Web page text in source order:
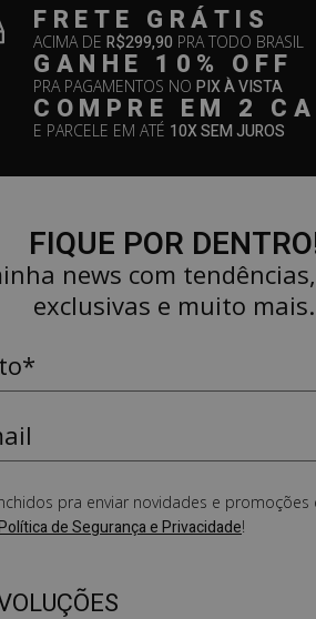
FRETE GRÁTIS
ACIMA DER$299,90 PRA TODO BRASIL
GANHE 10% OFF
PRA PAGAMENTOS NOPIX À VISTA
COMPRE EM 2
E PARCELE EM ATÉ 10X SEM JUROS
FIQUE POR
news com
exclusivas e muito mais.
pra enviar novidades e promoções
de Segurança e Privacidade!